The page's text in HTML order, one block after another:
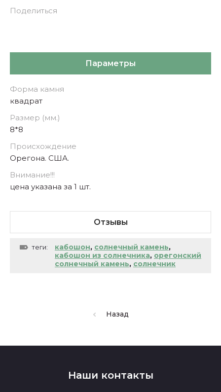
Поделиться
Параметры
Форма камня
квадрат
Размер (мм.)
8*8
Происхождение
Орегона. США.
Внимание!!!
цена указана за 1 шт.
Отзывы
теги: кабошон, солнечный камень,
кабошон из солнечника, орегонский
солнечный камень, солнечник
Назад
Наши контакты